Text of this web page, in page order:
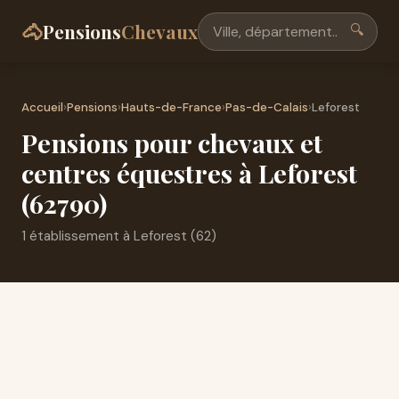
🐴PensionsChevaux 🔍
Accueil›Pensions›Hauts-de-France›Pas-de-Calais›Leforest
Pensions pour chevaux et
centres équestres à Leforest
(62790)
1 établissement à Leforest (62)